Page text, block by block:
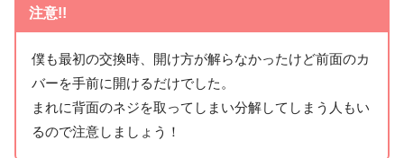
注意!!
僕も最初の交換時、開け方が解らなかったけど前面のカ
バーを手前に開けるだけでした。
まれに背面のネジを取ってしまい分解してしまう人もい
るので注意しましょう！